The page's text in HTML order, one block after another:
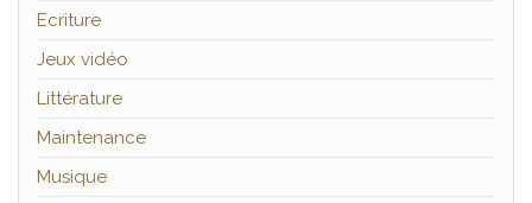
Ecriture
Jeux vidéo
Littérature
Maintenance
Musique